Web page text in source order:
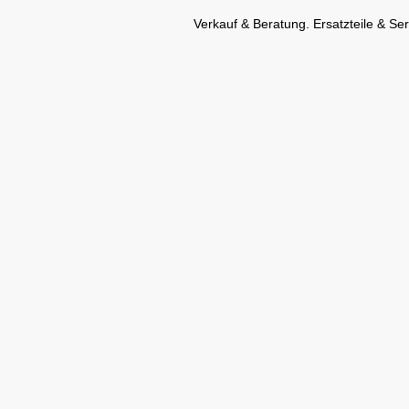
Verkauf & Beratung. Ersatzteile &